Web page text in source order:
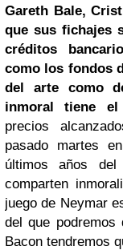
Gareth Bale,
que sus fichajes
créditos
como los fondos
del arte como
inmoral tiene el
precios
pasado martes
últimos años
comparten
juego de Neymar
del que
Bacon tendremos